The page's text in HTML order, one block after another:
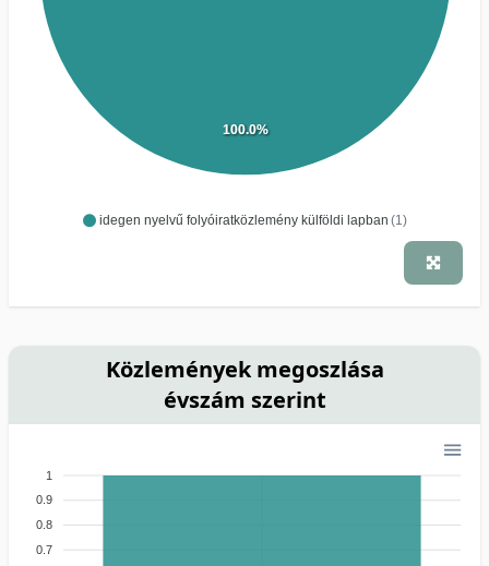
idegen nyelvű folyóiratközlemény külföldi lapban (1)
100.0%
Közlemények megoszlása
évszám szerint
1
0.9
0.8
0.7